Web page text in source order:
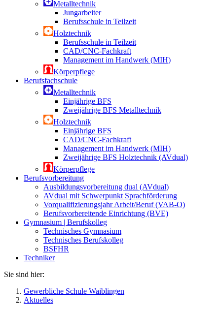
Metalltechnik
Jungarbeiter
Berufsschule in Teilzeit
Holztechnik
Berufsschule in Teilzeit
CAD/CNC-Fachkraft
Management im Handwerk (MIH)
Körperpflege
Berufsfachschule
Metalltechnik
Einjährige BFS
Zweijährige BFS Metalltechnik
Holztechnik
Einjährige BFS
CAD/CNC-Fachkraft
Management im Handwerk (MIH)
Zweijährige BFS Holztechnik (AVdual)
Körperpflege
Berufsvorbereitung
Ausbildungsvorbereitung dual (AVdual)
AVdual mit Schwerpunkt Sprachförderung
Vorqualifizierungsjahr Arbeit/Beruf (VAB-O)
Berufsvorbereitende Einrichtung (BVE)
Gymnasium | Berufskolleg
Technisches Gymnasium
Technisches Berufskolleg
BSFHR
Techniker
Sie sind hier:
Gewerbliche Schule Waiblingen
Aktuelles